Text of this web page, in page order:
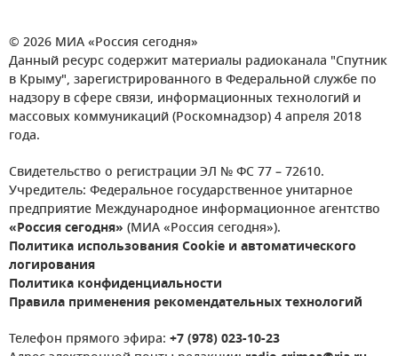
© 2026 МИА «Россия сегодня»
Данный ресурс содержит материалы радиоканала "Спутник
в Крыму", зарегистрированного в Федеральной службе по
надзору в сфере связи, информационных технологий и
массовых коммуникаций (Роскомнадзор) 4 апреля 2018
года.
Свидетельство о регистрации ЭЛ № ФС 77 – 72610.
Учредитель: Федеральное государственное унитарное
предприятие Международное информационное агентство
«Россия сегодня» (МИА «Россия сегодня»).
Политика использования Cookie и автоматического
логирования
Политика конфиденциальности
Правила применения рекомендательных технологий
Телефон прямого эфира: +7 (978) 023-10-23